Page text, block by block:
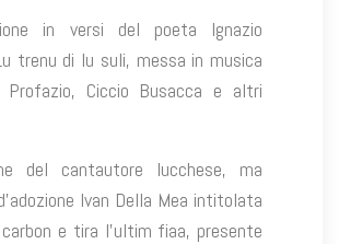
in versi del poeta Ignazio
trenu di lu suli, messa in musica
Profazio, Ciccio Busacca e altri
del cantautore lucchese, ma
Ivan Della Mea intitolata
carbon e tira l’ultim fiaa, presente